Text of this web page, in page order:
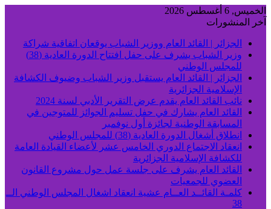
الخميس, 6 أغسطس 2026
آخر المنشورات
الجزائر | القائد العام ووزير الشباب يوقعان اتفاقية شراكة
وزير الشباب يشرف على حفل افتتاح الدورة العادية (38)
للمجلس الوطني
الجزائر | القائد العام يستقبل وزير الشباب وضيوف الكشافة
الإسلامية الجزائرية
نائب القائد العام يقدم عرض التقرير الأدبي لسنة 2024
القائد العام يشارك في حفل تسليم الجوائز للمتوجين في
المسابقة الوطنية لجائزة أول نوفمبر
انطلاق أشغال الدورة العادية (38) للمجلس الوطني
انعقاد الاجتماع الدوري الخامس عشر لأعضاء القيادة العامة
للكشافة الإسلامية الجزائرية
القائد العام يشرف على جلسة عمل حول مشروع القانون
العضوي للجمعيات
كلمـة القائــد العــام عشية انعقاد اشغال المجلس الوطني الــ
38